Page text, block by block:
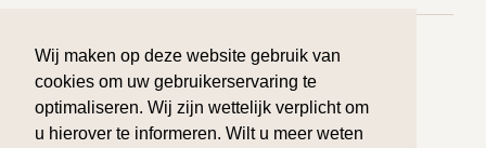
Wij maken op deze website gebruik van
cookies om uw gebruikerservaring te
optimaliseren. Wij zijn wettelijk verplicht om
u hierover te informeren. Wilt u meer weten
Eerste reis met Flamingo. Verwachtingen
overtroffen.